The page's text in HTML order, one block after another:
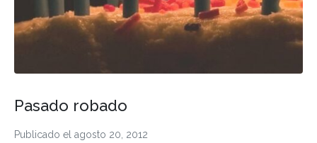
Publicado el agosto 20, 2012
Pasado robado